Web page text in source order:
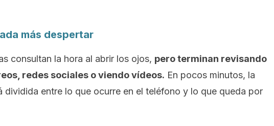
más despertar
consultan la hora al abrir los ojos, pero terminan revisando
redes sociales o viendo vídeos. En pocos minutos, la
dividida entre lo que ocurre en el teléfono y lo que queda por